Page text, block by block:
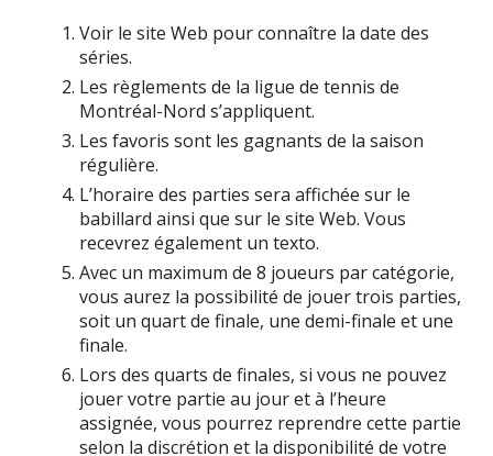
Voir le site Web pour connaître la date des
séries.
Les règlements de la ligue de tennis de
Montréal-Nord s’appliquent.
Les favoris sont les gagnants de la saison
régulière.
L’horaire des parties sera affichée sur le
babillard ainsi que sur le site Web. Vous
recevrez également un texto.
Avec un maximum de 8 joueurs par catégorie,
vous aurez la possibilité de jouer trois parties,
soit un quart de finale, une demi-finale et une
finale.
Lors des quarts de finales, si vous ne pouvez
jouer votre partie au jour et à l’heure
assignée, vous pourrez reprendre cette partie
selon la discrétion et la disponibilité de votre